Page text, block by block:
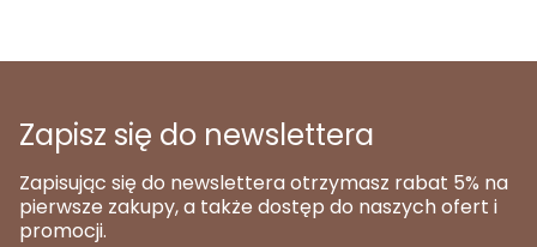
Zapisz się do newslettera
Zapisując się do newslettera otrzymasz rabat 5% na
pierwsze zakupy, a także dostęp do naszych ofert i
promocji.